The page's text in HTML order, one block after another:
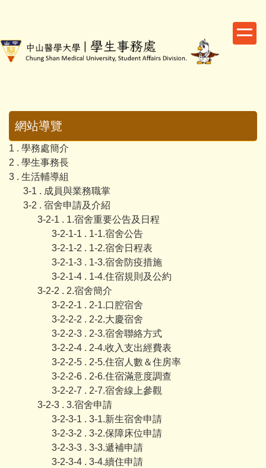
主
要
網站導覽
1 . 學務處簡介
2 . 學生事務長
3 . 生活輔導組
3-1 . 成員與業務職掌
3-2 . 宿舍申請及介紹
3-2-1 . 1.宿舍重要公告及日程
3-2-1-1 . 1-1.宿舍公告
3-2-1-2 . 1-2.宿舍日程表
3-2-1-3 . 1-3.宿舍防疫措施
3-2-1-4 . 1-4.住宿規則及公約
3-2-2 . 2.宿舍簡介
3-2-2-1 . 2-1.口腔宿舍
3-2-2-2 . 2-2.大慶宿舍
3-2-2-3 . 2-3.宿舍聯絡方式
3-2-2-4 . 2-4.收入支出經費表
3-2-2-5 . 2-5.住宿人數＆住房率
3-2-2-6 . 2-6.住宿滿意度調查
3-2-2-7 . 2-7.宿舍線上參觀
3-2-3 . 3.宿舍申請
3-2-3-1 . 3-1.新生宿舍申請
3-2-3-2 . 3-2.保障床位申請
3-2-3-3 . 3-3.遞補申請
3-2-3-4 . 3-4.續住申請